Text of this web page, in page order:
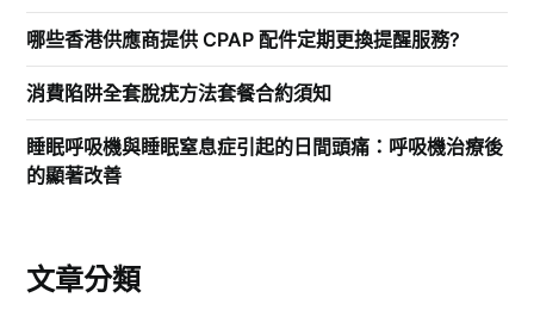
哪些香港供應商提供 CPAP 配件定期更換提醒服務?
消費陷阱全套脫疣方法套餐合約須知
睡眠呼吸機與睡眠窒息症引起的日間頭痛：呼吸機治療後
的顯著改善
文章分類